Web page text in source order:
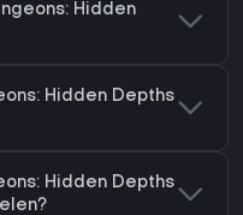
Hidden
Hidden Depths
Hidden Depths